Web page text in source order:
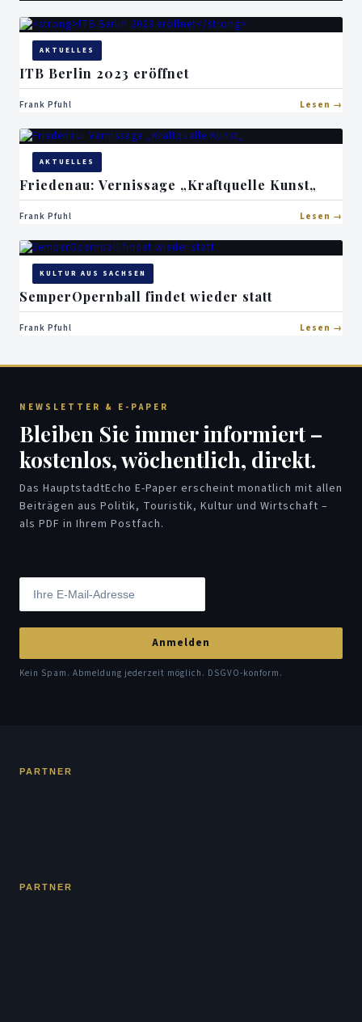
AKTUELLES
ITB Berlin 2023 eröffnet
Frank Pfuhl Lesen
AKTUELLES
Friedenau: Vernissage „Kraftquelle Kunst„
Frank Pfuhl Lesen
KULTUR AUS SACHSEN
SemperOpernball findet wieder statt
Frank Pfuhl Lesen
NEWSLETTER & E-PAPER
Bleiben Sie immer informiert –
kostenlos, wöchentlich, direkt.
Das HauptstadtEcho E-Paper erscheint monatlich mit allen
Beiträgen aus Politik, Touristik, Kultur und Wirtschaft –
als PDF in Ihrem Postfach.
Anmelden
Kein Spam. Abmeldung jederzeit möglich. DSGVO-konform.
PARTNER
PARTNER